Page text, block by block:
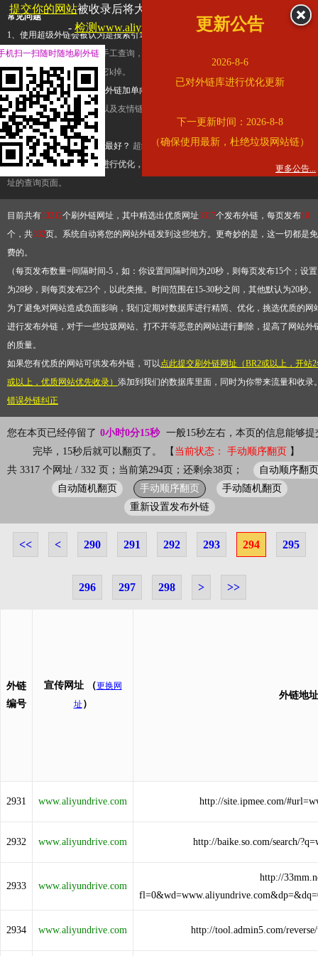
常见问题
1、使用超级外链会被认为是搜索引擎优化作弊吗？ 超级外链只是一个简便而集成
查询工具，模拟的是正常手工查询，不是作弊。如果是作弊，那您可以使用超级外
推广竞争对手的网址，让它k掉。
2、网站优化单纯依靠超级外链加单向链接可行吗？
链，需要结合普通的外链以及友情链接，您可以到站长论坛发布外链，到友情链接
台交换友情链接。
3、如何使用超级外链效果最好？ 超级外链不同于普通的外链，它是动态的链接，
有频繁使用超级外链工具进行优化，才能获得稳定的外链
，最终使搜索引擎收录带
址的查询页面。
目前共有13212个刷外链网址，其中精选出优质网址3317个发布外链，每页发布10
个，共332页。系统自动将您的网站外链发到这些地方。更奇妙的是，这一切都是免
费的。
（每页发布数量=间隔时间-5，如：你设置间隔时间为20秒，则每页发布15个；设置
为28秒，则每页发布23个，以此类推。时间范围在15-30秒之间，其他默认为20秒
为了避免对网站造成负面影响，我们定期对数据库进行精简、优化，挑选优质的网
进行发布外链，对于一些垃圾网站、打不开等恶意的网站进行删除，提高了网站外
的质量。
如果您有优质的网站可供发布外链，可以点此提交刷外链网址（BR2或以上，开站
或以上，优质网站优先收录） 添加到我们的数据库里面，同时为你带来流量和收录
错误外链纠正
您在本页已经停留了 0小时0分15秒 一般15秒左右，本页的信息能够提
完毕，15秒后就可以翻页了。 【 当前状态： 手动顺序翻页 】
共 3317 个网址 / 332 页；当前第294页；还剩余38页；
自动顺序翻页
自动随机翻页
手动顺序翻页
手动随机翻页
重新设置发布外链
<< < 290 291 292 293 294 295
296 297 298 > >>
外链
编号
宣传网址 （更换网
址 ）
外链地址
2931 www.aliyundrive.com http://site.ipmee.com/
2932 www.aliyundrive.com http://baike.so.com/search/
2933 www.aliyundrive.com
http://
2934 www.aliyundrive.com http://tool.admin5.com/
提交你的网站被收录后将大幅提升流量和外链，
查看展示页面
- 检测www.aliyundrive.com是否收录
更新公告
2026-8-6
已对外链库进行优化更新
下一更新时间：2026-8-8
（确保使用最新，杜绝垃圾网站链）
更多公告...
机扫一扫随时随地刷外链